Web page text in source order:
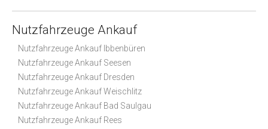
Nutzfahrzeuge Ankauf
Nutzfahrzeuge Ankauf Ibbenbüren
Nutzfahrzeuge Ankauf Seesen
Nutzfahrzeuge Ankauf Dresden
Nutzfahrzeuge Ankauf Weischlitz
Nutzfahrzeuge Ankauf Bad Saulgau
Nutzfahrzeuge Ankauf Rees